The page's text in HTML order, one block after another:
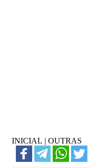
INICIAL | OUTRAS